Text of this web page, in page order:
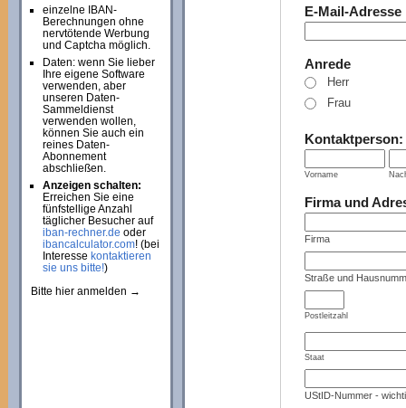
E-Mail-Adresse
Anrede
Herr
Frau
Kontaktperson:
Vorname
Firma und
Firma
Straße und
Postleitzahl
Staat
UStID-Nummer -
einzelne IBAN-
Berechnungen ohne
nervtötende Werbung
und Captcha möglich.
Daten: wenn Sie lieber
Ihre eigene Software
verwenden, aber
unseren Daten-
Sammeldienst
verwenden wollen,
können Sie auch ein
reines Daten-
Abonnement
abschließen.
Anzeigen schalten:
Erreichen Sie eine
fünfstellige Anzahl
täglicher Besucher auf
iban-rechner.de oder
ibancalculator.com! (bei
Interesse kontaktieren
sie uns bitte!)
Bitte hier anmelden →